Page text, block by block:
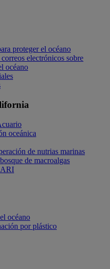
proteger el océano
electrónicos sobre
océano
oceánica
de nutrias marinas
de macroalgas
océano
por plástico